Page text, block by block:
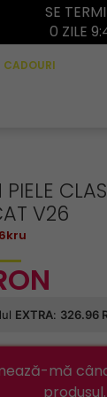
SE
0 ZILE
CADOURI
V26
mă
produsul.